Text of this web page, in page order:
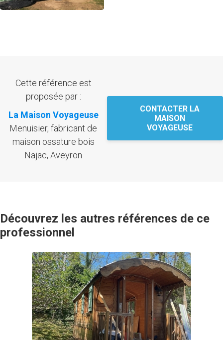
Cette référence est
proposée par :
La Maison Voyageuse
Menuisier, fabricant de
maison ossature bois
Najac, Aveyron
CONTACTER LA
MAISON
VOYAGEUSE
Découvrez les autres références de ce
professionnel